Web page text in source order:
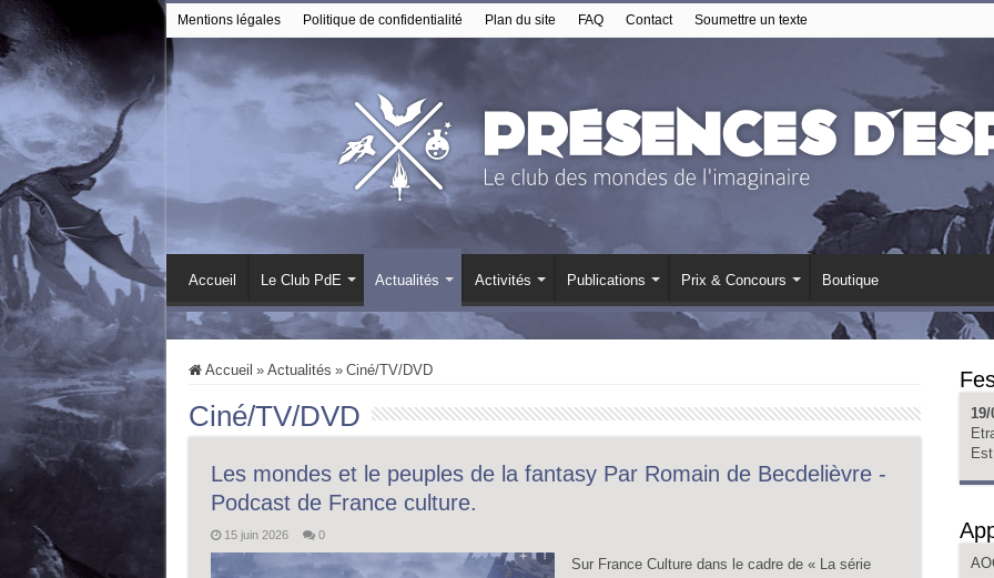
Mentions légales Politique de confidentialité Plan du site FAQ Contact Soumettre un texte
Accueil Le Club PdE Actualités Activités Publications Prix & Concours Boutique
Accueil » Actualités » Ciné/TV/DVD
Ciné/TV/DVD
Les mondes et le peuples de la fantasy Par Romain de Becdelièvre -
Podcast de France culture.
15 juin 2026 0
Sur France Culture dans le cadre de « La série
19/
Est